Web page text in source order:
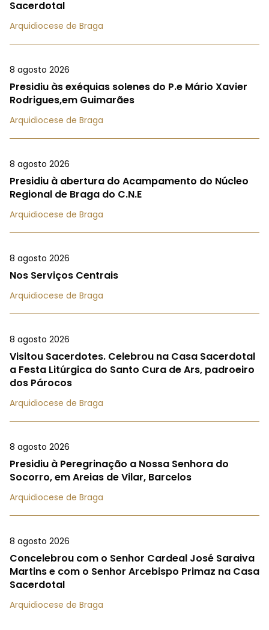
Sacerdotal
Arquidiocese de Braga
8 agosto 2026
Presidiu às exéquias solenes do P.e Mário Xavier
Rodrigues,em Guimarães
Arquidiocese de Braga
8 agosto 2026
Presidiu à abertura do Acampamento do Núcleo
Regional de Braga do C.N.E
Arquidiocese de Braga
8 agosto 2026
Nos Serviços Centrais
Arquidiocese de Braga
8 agosto 2026
Visitou Sacerdotes. Celebrou na Casa Sacerdotal
a Festa Litúrgica do Santo Cura de Ars, padroeiro
dos Párocos
Arquidiocese de Braga
8 agosto 2026
Presidiu à Peregrinação a Nossa Senhora do
Socorro, em Areias de Vilar, Barcelos
Arquidiocese de Braga
8 agosto 2026
Concelebrou com o Senhor Cardeal José Saraiva
Martins e com o Senhor Arcebispo Primaz na Casa
Sacerdotal
Arquidiocese de Braga